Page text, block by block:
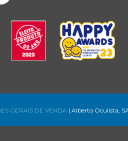
GERAIS DE VENDA | Alberto Oculista,